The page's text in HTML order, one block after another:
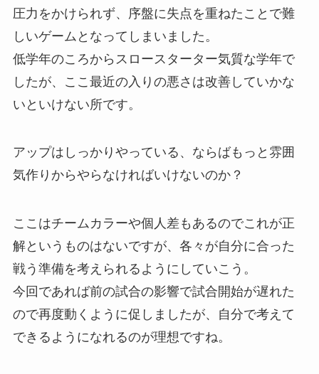
圧力をかけられず、序盤に失点を重ねたことで難
しいゲームとなってしまいました。
低学年のころからスロースターター気質な学年で
したが、ここ最近の入りの悪さは改善していかな
いといけない所です。
アップはしっかりやっている、ならばもっと雰囲
気作りからやらなければいけないのか？
ここはチームカラーや個人差もあるのでこれが正
解というものはないですが、各々が自分に合った
戦う準備を考えられるようにしていこう。
今回であれば前の試合の影響で試合開始が遅れた
ので再度動くように促しましたが、自分で考えて
できるようになれるのが理想ですね。